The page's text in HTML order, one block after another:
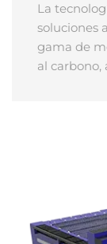
La
soluciones
gama de
al carbono,
aluminio,